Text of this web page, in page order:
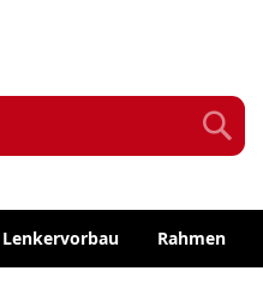
Lenkervorbau Rahmen